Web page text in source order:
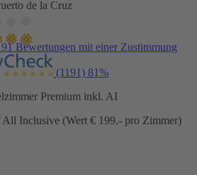
de la Cruz
Bewertungen mit einer Zustimmung
(1191) 81%
Premium inkl. AI
All Inclusive (Wert € 199.- pro Zimmer)